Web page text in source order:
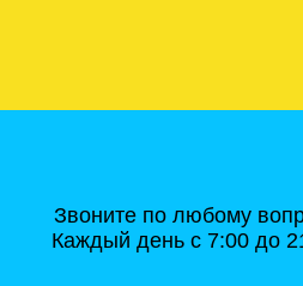
Звоните по любому
Каждый день с 7:00 до